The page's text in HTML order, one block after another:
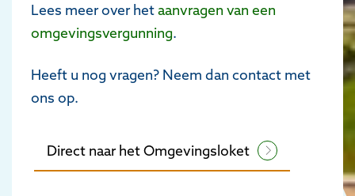
Lees meer over hetaanvragen van een
omgevingsvergunning.
Heeft u nog vragen? Neem dan contact met
ons op.
Direct naar het Omgevingsloket